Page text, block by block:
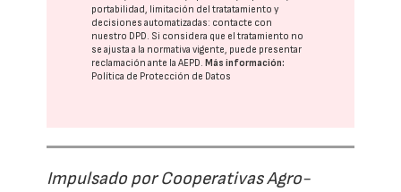
portabilidad, limitación del tratatamiento y
decisiones automatizadas: contacte con
nuestro DPD. Si considera que el tratamiento no
se ajusta a la normativa vigente, puede presentar
reclamación ante laAEPD. Más información:
Política de Protección de Datos
Impulsado por Cooperativas Agro-